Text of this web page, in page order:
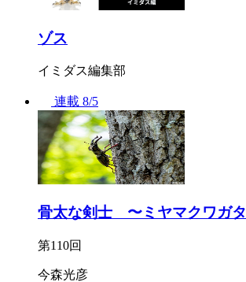
ゾス
イミダス編集部
連載 8/5
骨太な剣士 〜ミヤマクワガタ
第110回
今森光彦